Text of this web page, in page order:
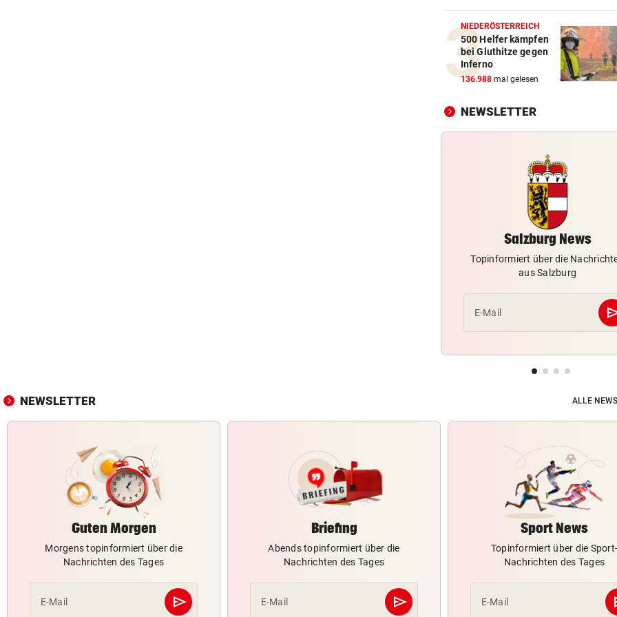
„Il viaggio a Reims“-
Stammtisch-Flair
34 IN WIEN HEUER vor
Immer mehr Tropennächte
KEIN REGEN IN SICHT
Salzburgs Gemeinden
immer weiter aus
„KRONE“ TRAF IHN
So offen sprach Brasilien-
vor Salzburg-Match
NIEDERÖSTERREICH
500 Helfer kämpfen
bei Gluthitze gegen
Inferno
136.988 mal gelesen
NEWSLETTER
Salzburg News
Topinformiert über die
aus Salzburg
E-Mail
NEWSLETTER ALLE
Guten Morgen
Morgens topinformiert über die
Nachrichten des Tages
E-Mail send
Abschicken
Briefing
Abends topinformiert über die
Nachrichten des Tages
E-Mail send
Abschicken
Sport News
Topinformiert über die Sport-
Nachrichten des Tages
E-Mail